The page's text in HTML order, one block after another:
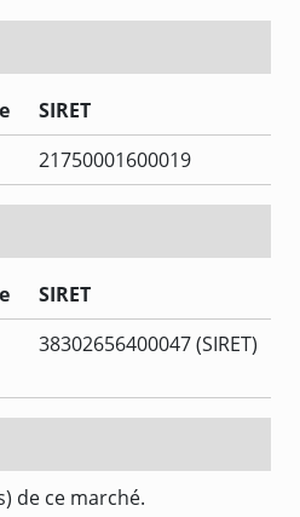
SIRET
21750001600019
SIRET
38302656400047 (SIRET)
de ce marché.